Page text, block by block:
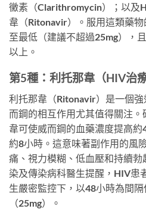
黴素（Clarithromycin）；以及
韋（Ritonavir）。服用這類藥
至最低（建議不超過25mg），
以上。
第5種：利托那韋（HIV治療
利托那韋（Ritonavir）是一個
而鋼的相互作用尤其值得關注
韋可使威而鋼的血藥濃度提高
約8小時。這意味著副作用的風
痛、視力模糊、低血壓和持續
染及傳染病科醫生提醒，HIV患
生嚴密監控下，以48小時為間
（25mg）。